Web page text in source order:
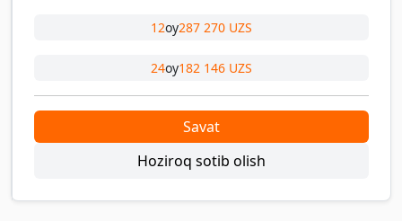
12oy287 270 UZS
24oy182 146 UZS
Savat
Hoziroq sotib olish